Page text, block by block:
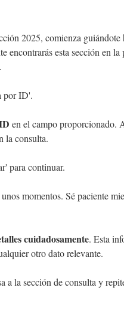
2025, comienza guiándote
encontrarás esta sección en la
por ID'.
en el campo proporcionado.
la consulta.
para continuar.
momentos. Sé paciente
cuidadosamente. Esta
otro dato relevante.
a la sección de consulta y